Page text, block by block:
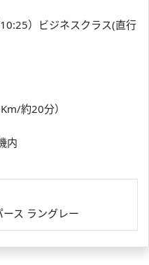
）ビジネスクラス(直行
約20分）
内
ース ラングレー